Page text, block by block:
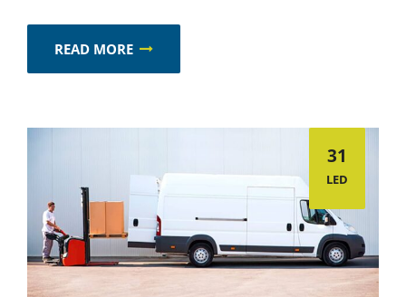
READ MORE
31
LED